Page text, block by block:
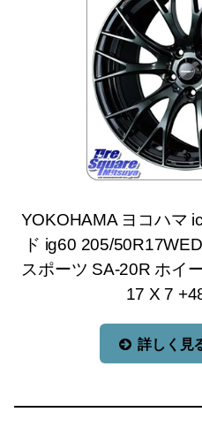
YOKOHAMA ヨコハマ
ド ig60 205/
スポーツ SA-20R ホイ
17 X 7
詳しく見